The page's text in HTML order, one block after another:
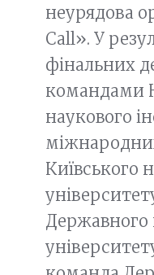
неурядова
Call». У
фінальних
командами
наукового
Київського
Державного